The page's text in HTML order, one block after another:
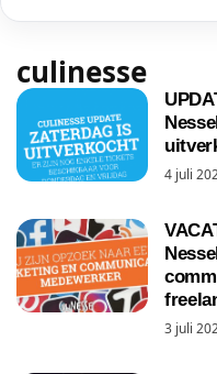
culinesse
4 juli
3 juli